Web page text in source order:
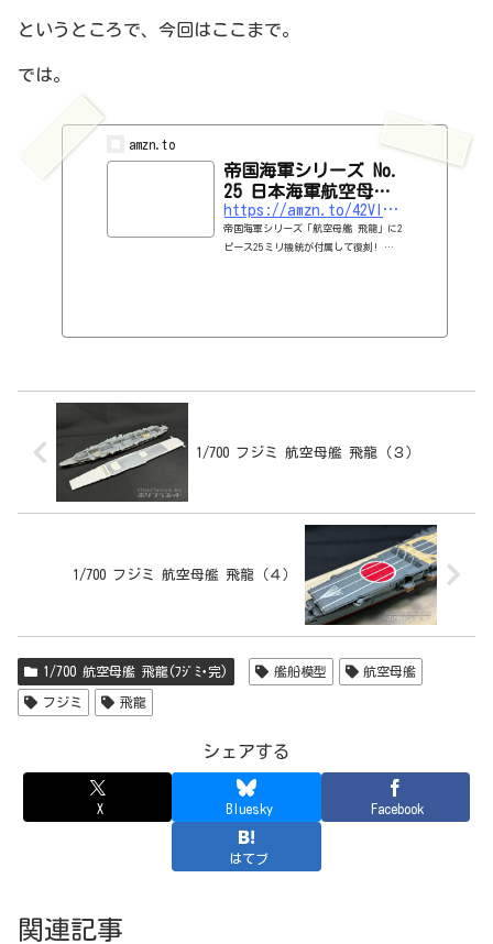
というところで、今回はここまで。
では。
amzn.to
帝国海軍シリーズ No.
25 日本海軍航空母艦
飛龍 フルハルモデルhttps://amzn.to/42VlKnC
帝国海軍シリーズ「航空母艦 飛龍」に2
ピース25ミリ機銃が付属して復刻! 以
める台座が付属します。 艦体下部は一
1/700 フジミ 航空母艦 飛龍（３）
1/700 フジミ 航空母艦 飛龍（４）
1/700 航空母艦 飛龍(ﾌｼﾞﾐ･完) 艦船模型 航空母艦
フジミ 飛龍
シェアする
X Bluesky Facebook
はてブ
関連記事